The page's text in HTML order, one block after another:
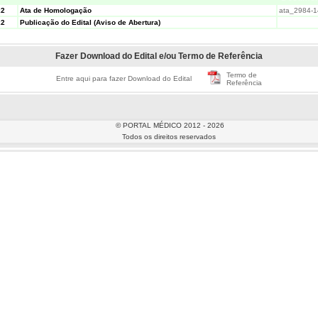
Ata de Homologação
ata_2984-
Publicação do Edital (Aviso de Abertura)
Fazer Download do Edital e/ou Termo de Referência
Entre aqui para fazer Download do Edital
Termo de
Referência
© PORTAL MÉDICO 2012 - 2026
Todos os direitos reservados